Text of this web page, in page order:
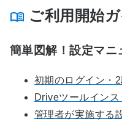
ご利用開始
簡単図解！設定マニ
初期のログイン・
Driveツールインス
管理者が実施する